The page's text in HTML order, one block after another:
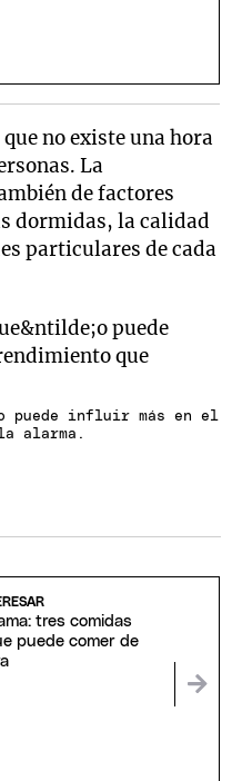
no existe una hora
La
de factores
dormidas, la calidad
particulares de cada
puede influir más en el
alarma.
tres comidas
puede comer de